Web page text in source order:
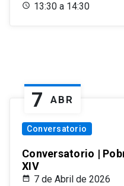
13:30 a 14:30
7 ABR
Conversatorio
Conversatorio |
XIV
7 de Abril de 2026